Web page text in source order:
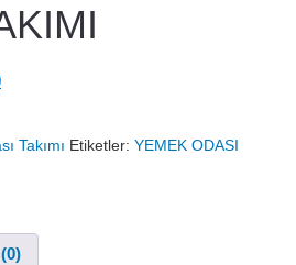
Şu
₺78.990,00.
Takımı Etiketler: YEMEK ODASI